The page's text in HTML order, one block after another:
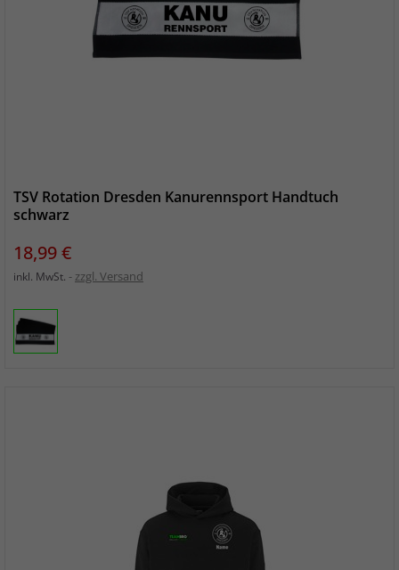
TSV Rotation Dresden Kanurennsport Handtuch
schwarz
Preis
18,99 €
inkl. MwSt. zzgl. Versand